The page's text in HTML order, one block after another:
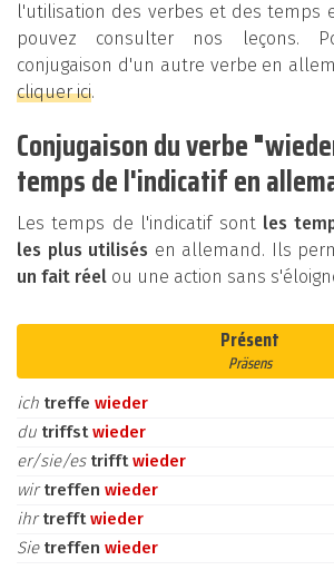
l'utilisation des verbes et des temps
pouvez consulter nos leçons.
conjugaison d'un autre verbe en
cliquer ici.
Conjugaison du verbe
temps de l'indicatif en
Les temps de l'indicatif sont les
les plus utilisés en allemand. Ils
un fait réel ou une action sans
Présent
Präsens
ich treffe wieder
du triffstwieder
er/sie/es trifftwieder
wirtreffen wieder
ihrtrefftwieder
Sie treffen wieder